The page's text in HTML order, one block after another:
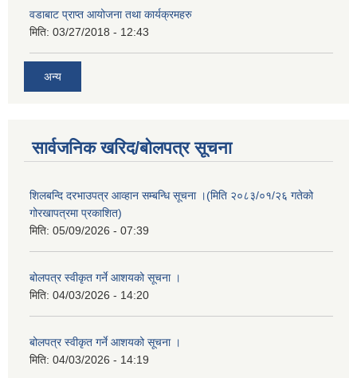
वडाबाट प्राप्त आयोजना तथा कार्यक्रमहरु
मिति: 03/27/2018 - 12:43
अन्य
सार्वजनिक खरिद/बोलपत्र सूचना
शिलबन्दि दरभाउपत्र आव्हान सम्बन्धि सूचना ।(मिति २०८३/०१/२६ गतेको
गोरखापत्रमा प्रकाशित)
मिति: 05/09/2026 - 07:39
बोलपत्र स्वीकृत गर्ने आशयको सूचना ।
मिति: 04/03/2026 - 14:20
बोलपत्र स्वीकृत गर्ने आशयको सूचना ।
मिति: 04/03/2026 - 14:19